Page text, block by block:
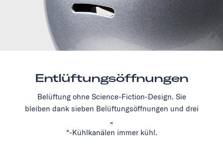
Entlüftungsöffnungen
Belüftung ohne Science-Fiction-Design. Sie
bleiben dank sieben Belüftungsöffnungen und drei
„
“-Kühlkanälen immer kühl.